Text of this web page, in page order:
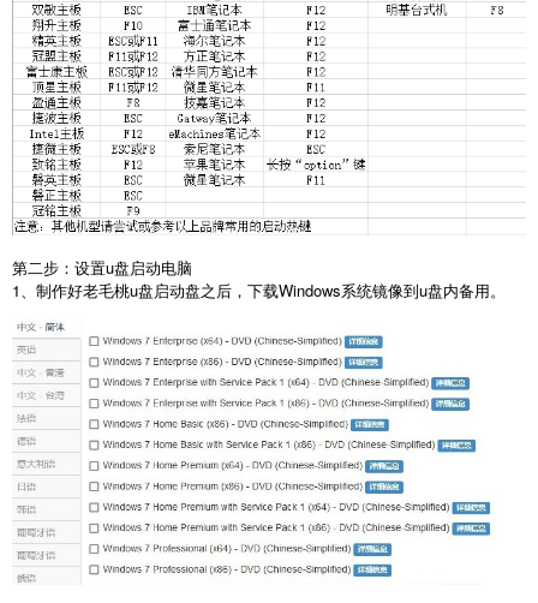
第二步：设置u盘启动电脑
1、制作好老毛桃u盘启动盘之后，下载Windows系统镜像到u盘内备用。